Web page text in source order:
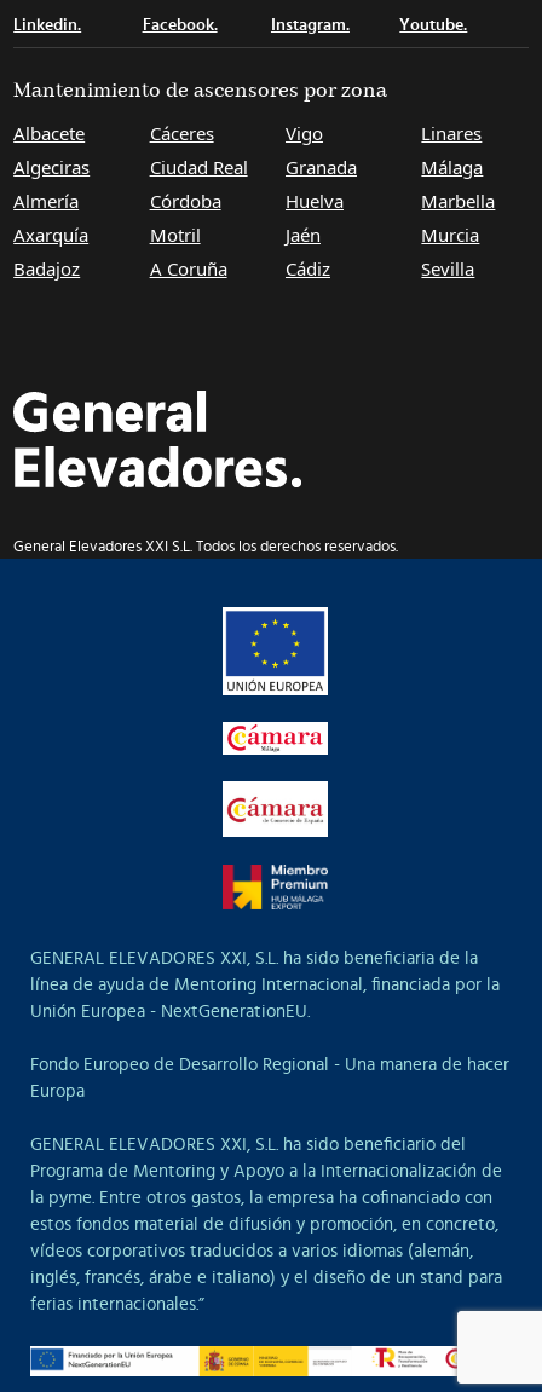
Linkedin. Facebook. Instagram. Youtube.
Mantenimiento de ascensores por zona
Albacete
Algeciras
Almería
Axarquía
Badajoz
Cáceres
Ciudad Real
Córdoba
Motril
A Coruña
Vigo
Granada
Huelva
Jaén
Cádiz
Linares
Málaga
Marbella
Murcia
Sevilla
General Elevadores XXI S.L. Todos los derechos reservados.
GENERAL ELEVADORES XXI, S.L. ha sido beneficiaria de la
línea de ayuda de Mentoring Internacional, financiada por la
Unión Europea - NextGenerationEU.
Fondo Europeo de Desarrollo Regional - Una manera de hacer
Europa
GENERAL ELEVADORES XXI, S.L. ha sido beneficiario del
Programa de Mentoring y Apoyo a la Internacionalización de
la pyme. Entre otros gastos, la empresa ha cofinanciado con
estos fondos material de difusión y promoción, en concreto,
vídeos corporativos traducidos a varios idiomas (alemán,
inglés, francés, árabe e italiano) y el diseño de un stand para
ferias internacionales.”